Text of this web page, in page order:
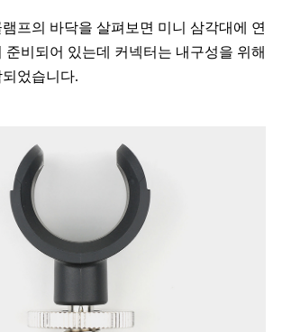
프의 바닥을 살펴보면 미니 삼각대에 연
준비되어 있는데 커넥터는 내구성을 위해
었습니다.